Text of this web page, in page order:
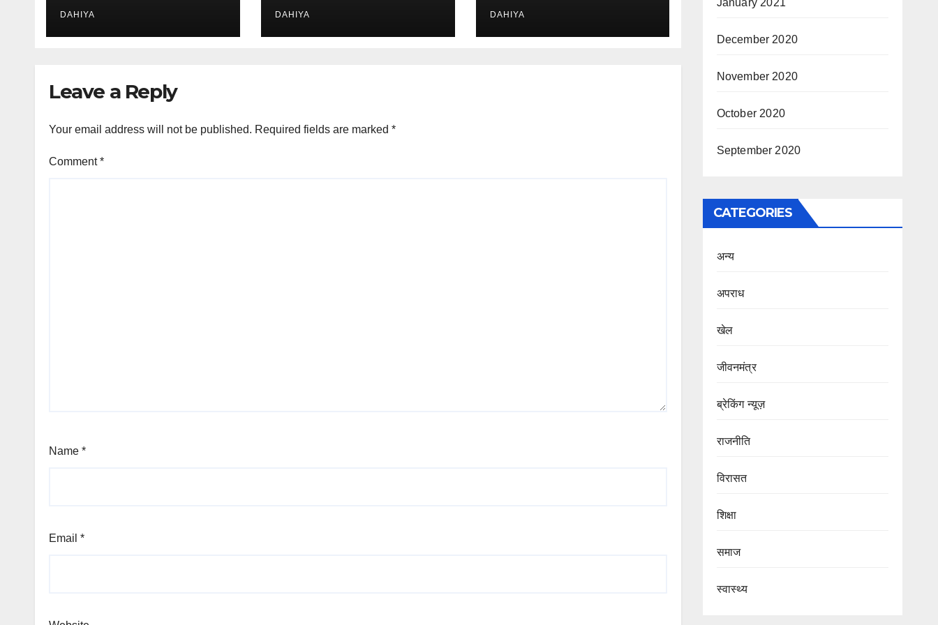
DAHIYA DAHIYA DAHIYA
Leave a Reply
Your email address will not be published. Required fields are marked *
Comment*
Name *
Email *
January 2021
December 2020
November 2020
October 2020
September 2020
CATEGORIES
अन्य
अपराध
खेल
जीवनमंत्र
ब्रेकिंग न्यूज़
राजनीति
‍‍विरासत
शिक्षा
समाज
स्वास्थ्य